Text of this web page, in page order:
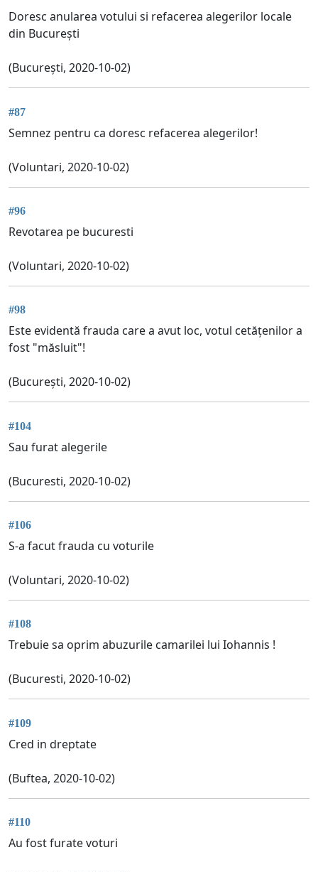
Doresc anularea votului si refacerea alegerilor locale
din București
(București, 2020-10-02)
#87
Semnez pentru ca doresc refacerea alegerilor!
(Voluntari, 2020-10-02)
#96
Revotarea pe bucuresti
(Voluntari, 2020-10-02)
#98
Este evidentă frauda care a avut loc, votul cetățenilor a
fost "măsluit"!
(București, 2020-10-02)
#104
Sau furat alegerile
(Bucuresti, 2020-10-02)
#106
S-a facut frauda cu voturile
(Voluntari, 2020-10-02)
#108
Trebuie sa oprim abuzurile camarilei lui Iohannis !
(Bucuresti, 2020-10-02)
#109
Cred in dreptate
(Buftea, 2020-10-02)
#110
Au fost furate voturi